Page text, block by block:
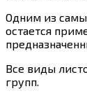
Одним из
остается
Все виды
групп.